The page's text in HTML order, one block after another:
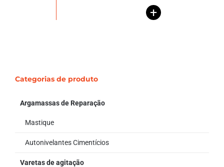
+
Categorias de produto
Argamassas de Reparação
Mastique
Autonivelantes Cimentícios
Varetas de agitação